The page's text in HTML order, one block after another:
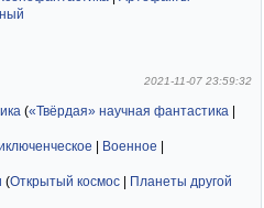
2021-11-07 23:59:32
(«Твёрдая» научная фантастика
Военное
(Открытый космос
Планеты другой